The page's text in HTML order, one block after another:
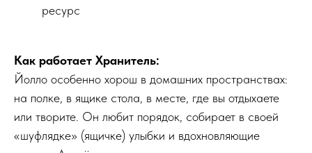
ресурс
Как работает Хранитель:
Йолло особенно хорош в домашних пространствах:
на полке, в ящике стола, в месте, где вы отдыхаете
или творите. Он любит порядок, собирает в своей
«шуфлядке» (ящичке) улыбки и вдохновляющие